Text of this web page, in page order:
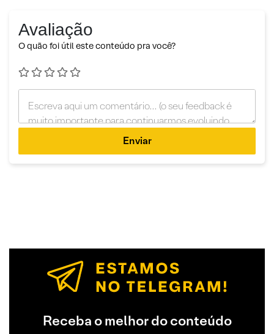
Avaliação
O quão foi útil este conteúdo pra você?
Enviar
Receba o melhor do conteúdo